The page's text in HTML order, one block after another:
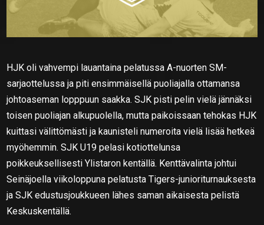
HJK oli vahvempi lauantaina pelatussa A-nuorten SM-
sarjaottelussa ja piti ensimmäisellä puoliajalla ottamansa
johtoaseman lopppuun saakka. SJK pisti pelin vielä jännäksi
toisen puoliajan alkupuolella, mutta paikoissaan tehokas HJK
kuittasi välittömästi ja kaunisteli numeroita vielä lisää hetkeä
myöhemmin. SJK U19 pelasi kotiottelunsa
poikkeuksellisesti Ylistaron kentällä. Kenttävalinta johtui
Seinäjoella viikoloppuna pelatusta Tigers-junioriturnauksesta
ja SJK edustusjoukkueen lähes saman aikaisesta pelistä
Keskuskentällä.